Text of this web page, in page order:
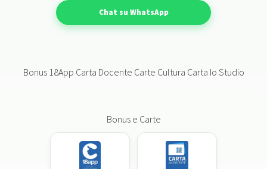
Chat su WhatsApp
Bonus 18App Carta Docente Carte Cultura Carta Io Studio
Bonus e Carte